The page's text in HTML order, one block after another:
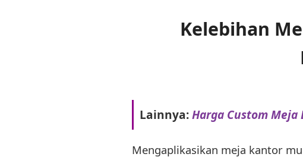
Kelebihan
Lainnya:Harga Custom
Mengaplikasikan meja kantor